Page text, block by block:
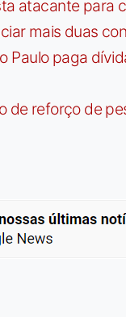
atacante para
mais duas
Paulo paga
de reforço de